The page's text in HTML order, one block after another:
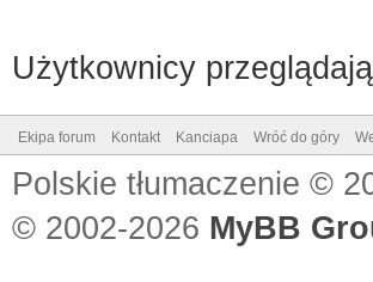
Użytkownicy
Ekipa forum Kontakt Kanciapa Wróć do góry
Polskie tłumaczenie ©
© 2002-2026 MyBB